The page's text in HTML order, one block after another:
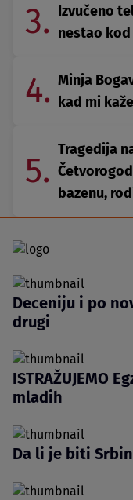
3. Izvučeno
nestao kod
4. Minja
kad mi
5.
Tragedija
bazenu,
Deceniju i po
drugi
ISTRAŽUJEMO
mladih
Da li je biti